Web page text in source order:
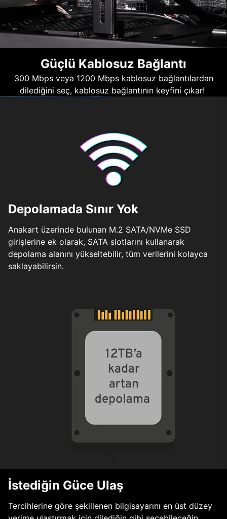
Güçlü Kablosuz Bağlantı
300 Mbps veya 1200 Mbps kablosuz bağlantılardan
dilediğini seç, kablosuz bağlantının keyfini çıkar!
Depolamada Sınır Yok
Anakart üzerinde bulunan M.2 SATA/NVMe SSD
girişlerine ek olarak, SATA slotlarını kullanarak
depolama alanını yükseltebilir, tüm verilerini kolayca
saklayabilirsin.
İstediğin Güce Ulaş
Tercihlerine göre şekillenen bilgisayarını en üst düzey